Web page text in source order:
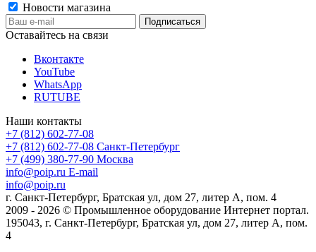
Новости магазина
Оставайтесь на связи
Вконтакте
YouTube
WhatsApp
RUTUBE
Наши контакты
+7 (812) 602-77-08
+7 (812) 602-77-08 Санкт-Петербург
+7 (499) 380-77-90 Москва
info@poip.ru E-mail
info@poip.ru
г. Санкт-Петербург, Братская ул, дом 27, литер А, пом. 4
2009 - 2026 © Промышленное оборудование Интернет портал.
195043, г. Санкт-Петербург, Братская ул, дом 27, литер А, пом.
4